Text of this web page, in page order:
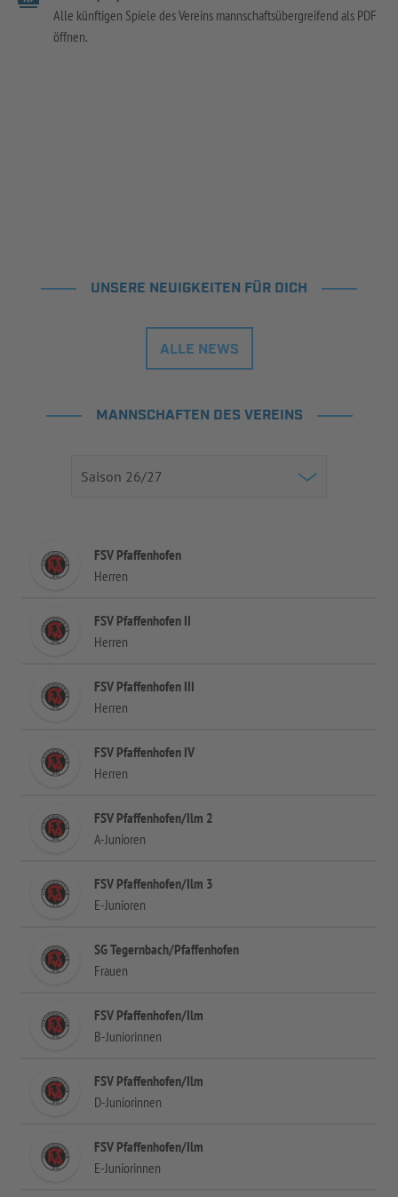
Alle künftigen Spiele des Vereins mannschaftsübergreifend als PDF
öffnen.
UNSERE NEUIGKEITEN FÜR DICH
ALLE NEWS
MANNSCHAFTEN DES VEREINS
FSV Pfaffenhofen
Herren
FSV Pfaffenhofen II
Herren
FSV Pfaffenhofen III
Herren
FSV Pfaffenhofen IV
Herren
FSV Pfaffenhofen/Ilm 2
A-Junioren
FSV Pfaffenhofen/Ilm 3
E-Junioren
SG Tegernbach/Pfaffenhofen
Frauen
FSV Pfaffenhofen/Ilm
B-Juniorinnen
FSV Pfaffenhofen/Ilm
D-Juniorinnen
FSV Pfaffenhofen/Ilm
E-Juniorinnen